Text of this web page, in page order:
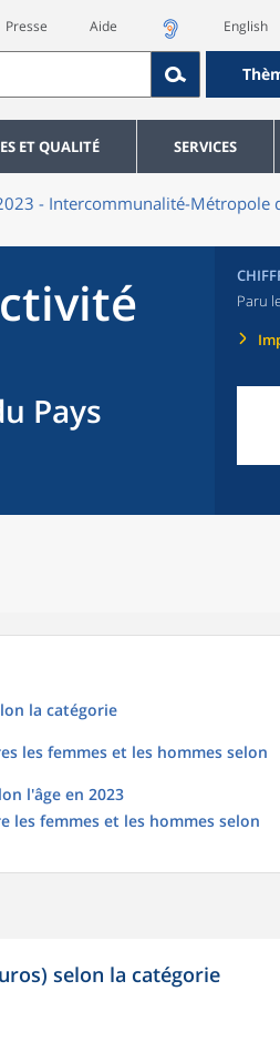
Presse Aide English
ET QUALITÉ SERVICES
- Intercommunalité-Métropole
Pays
Paru
la catégorie
les femmes et les hommes selon
l'âge en 2023
les femmes et les hommes selon
selon la catégorie